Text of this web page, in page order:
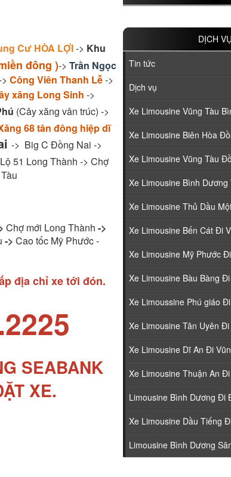
Cư HÒA LỢI-> Khu
đông )-> Trần Ngọc
Công Viên Thanh Lễ->
xăng Long Sinh ->
(Cây xăng vân trúc) ->
68 tân đông hiệp dĩ
-> Big C Đồng Nai ->
51 Long Thành -> Chợ
Chợ mới Long Thành ->
-> Cao tốc Mỹ Phước -
địa chỉ xe tới đón.
SEABANK
XE.
DỊCH VỤ
Tin tức
Dịch vụ
Xe Limousine Vũng Tàu
Xe Limousine Biên Hòa
Xe Limousine Vũng Tàu
Xe Limousine Bình Dương
Xe Limousine Thủ Dầu
Xe Limousine Bến Cát Đi
Xe Limousine Mỹ Phước
Xe Limousine Bàu Bàng
Xe Limoussine Phú giáo
Xe Limousine Tân Uyên
Xe Limousine Dĩ An Đi
Xe Limousine Thuận An
Limousine Bình Dương Đi
Xe Limousine Dầu Tiếng
Limousine Bình Dương